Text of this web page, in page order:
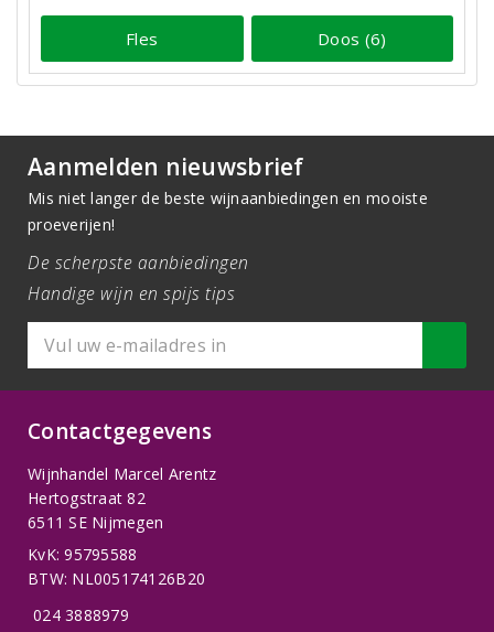
Fles Doos (6)
Aanmelden nieuwsbrief
Mis niet langer de beste wijnaanbiedingen en mooiste
proeverijen!
De scherpste aanbiedingen
Handige wijn en spijs tips
Contactgegevens
Wijnhandel Marcel Arentz
Hertogstraat 82
6511 SE Nijmegen
KvK: 95795588
BTW: NL005174126B20
024 3888979